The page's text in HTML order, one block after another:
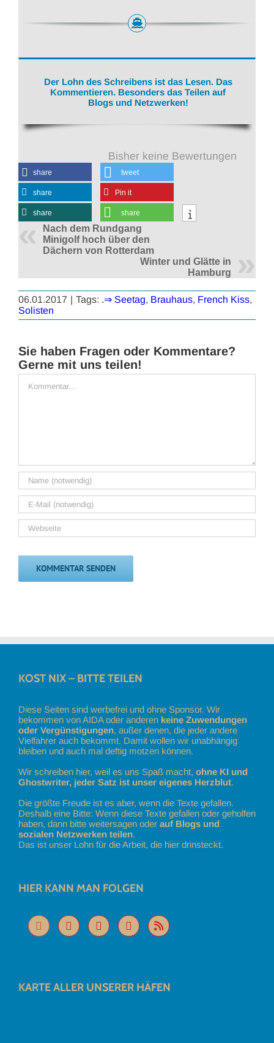
Der Lohn des Schreibens ist das Lesen. Das
Kommentieren. Besonders das Teilen auf
Blogs und Netzwerken!
Bisher keine Bewertungen
share tweet
share Pin it
share share
Nach dem Rundgang
Minigolf hoch über den
Dächern von Rotterdam
Winter und Glätte in
Hamburg
06.01.2017 | Tags: .⇒ Seetag, Brauhaus, French Kiss,
Solisten
Sie haben Fragen oder Kommentare?
Gerne mit uns teilen!
KOST NIX – BITTE TEILEN
Diese Seiten sind werbefrei und ohne Sponsor. Wir
bekommen von AIDA oder anderen keine Zuwendungen
oder Vergünstigungen, außer denen, die jeder andere
Vielfahrer auch bekommt. Damit wollen wir unabhängig
bleiben und auch mal deftig motzen können.
Wir schreiben hier, weil es uns Spaß macht, ohne KI und
Ghostwriter, jeder Satz ist unser eigenes Herzblut.
Die größte Freude ist es aber, wenn die Texte gefallen.
Deshalb eine Bitte: Wenn diese Texte gefallen oder geholfen
haben, dann bitte weitersagen oder auf Blogs und
sozialen Netzwerken teilen.
Das ist unser Lohn für die Arbeit, die hier drinsteckt.
HIER KANN MAN FOLGEN
KARTE ALLER UNSERER HÄFEN